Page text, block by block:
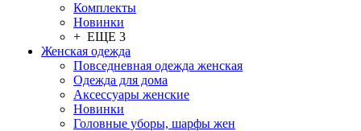
Комплекты
Новинки
+ ЕЩЕ 3
Женская одежда
Повседневная одежда женская
Одежда для дома
Аксессуары женские
Новинки
Головные уборы, шарфы жен